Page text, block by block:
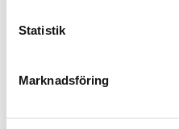
Statistik
Marknadsföring
Skyddsutrustning
Övriga tillbehör
Service och reparationer